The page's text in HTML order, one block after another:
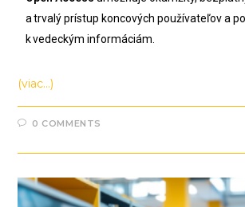
a trvalý prístup koncových používateľov a
k vedeckým informáciám.
(viac…)
0 COMMENTS